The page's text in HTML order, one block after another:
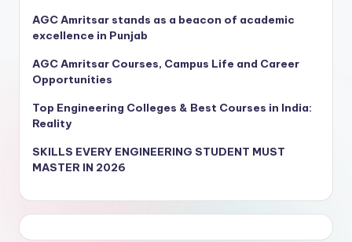
AGC Amritsar stands as a beacon of academic
excellence in Punjab
AGC Amritsar Courses, Campus Life and Career
Opportunities
Top Engineering Colleges & Best Courses in India:
Reality
SKILLS EVERY ENGINEERING STUDENT MUST
MASTER IN 2026